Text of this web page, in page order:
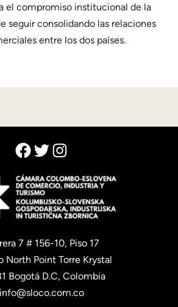
el compromiso institucional de la
seguir consolidando las relaciones
entre los dos países.
Facebook
TwitterInstagram
7 # 156-10, Piso 17
North Point Torre Krystal
Bogotá D.C, Colombia
info@sloco.com.co